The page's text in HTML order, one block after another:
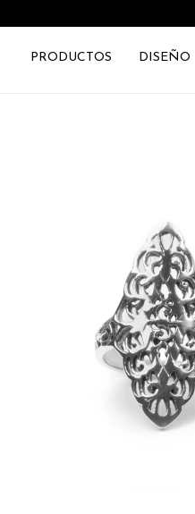
PRODUCTOS DISEÑO